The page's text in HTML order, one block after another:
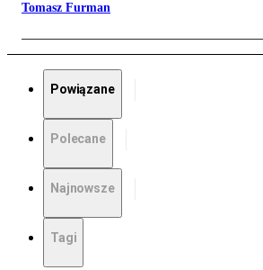
Tomasz Furman
Powiązane
Polecane
Najnowsze
Tagi